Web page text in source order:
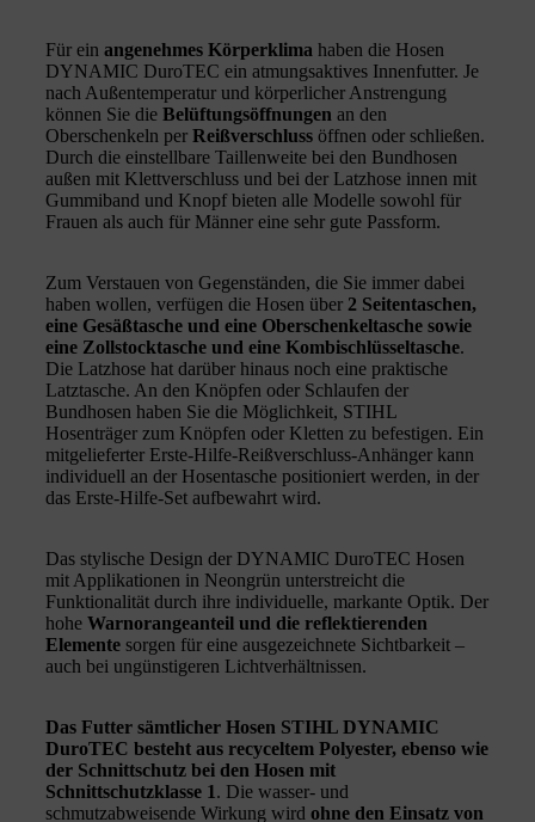
Für ein angenehmes Körperklima haben die Hosen
DYNAMIC DuroTEC ein atmungsaktives Innenfutter. Je
nach Außentemperatur und körperlicher Anstrengung
können Sie die Belüftungsöffnungen an den
Oberschenkeln per Reißverschluss öffnen oder schließen.
Durch die einstellbare Taillenweite bei den Bundhosen
außen mit Klettverschluss und bei der Latzhose innen mit
Gummiband und Knopf bieten alle Modelle sowohl für
Frauen als auch für Männer eine sehr gute Passform.
Zum Verstauen von Gegenständen, die Sie immer dabei
haben wollen, verfügen die Hosen über 2 Seitentaschen,
eine Gesäßtasche und eine Oberschenkeltasche sowie
eine Zollstocktasche und eine Kombischlüsseltasche.
Die Latzhose hat darüber hinaus noch eine praktische
Latztasche. An den Knöpfen oder Schlaufen der
Bundhosen haben Sie die Möglichkeit, STIHL
Hosenträger zum Knöpfen oder Kletten zu befestigen. Ein
mitgelieferter Erste-Hilfe-Reißverschluss-Anhänger kann
individuell an der Hosentasche positioniert werden, in der
das Erste-Hilfe-Set aufbewahrt wird.
Das stylische Design der DYNAMIC DuroTEC Hosen
mit Applikationen in Neongrün unterstreicht die
Funktionalität durch ihre individuelle, markante Optik. Der
hohe Warnorangeanteil und die reflektierenden
Elemente sorgen für eine ausgezeichnete Sichtbarkeit –
auch bei ungünstigeren Lichtverhältnissen.
Das Futter sämtlicher Hosen STIHL DYNAMIC
DuroTEC besteht aus recyceltem Polyester, ebenso wie
der Schnittschutz bei den Hosen mit
Schnittschutzklasse 1. Die wasser- und
schmutzabweisende Wirkung wird ohne den Einsatz von